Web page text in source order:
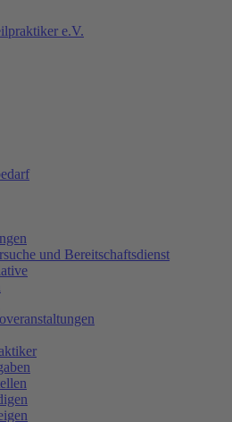
und Bereitschaftsdienst